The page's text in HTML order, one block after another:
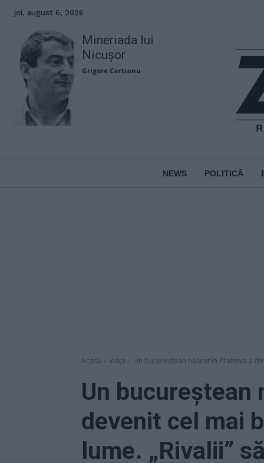
joi, august 6, 2026
Mineriada lui
Nicușor
Grigore Cartianu
NEWS POLITICĂ
Acasă Viața Un bucureștean născut în Prahova a
Un bucureștean
devenit cel mai
lume. „Rivalii”